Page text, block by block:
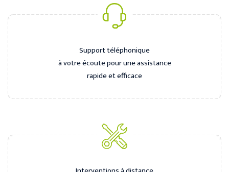
Support téléphonique
à votre écoute pour une assistance
rapide et efficace